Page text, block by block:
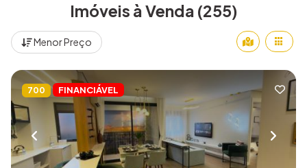
Imóveis à Venda (255)
Menor Preço
700 FINANCIÁVEL